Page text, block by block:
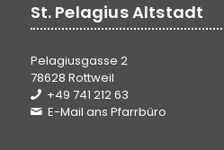
St. Pelagius Altstadt
Pelagiusgasse 2
78628 Rottweil
+49 741 212 63
E-Mail ans Pfarrbüro